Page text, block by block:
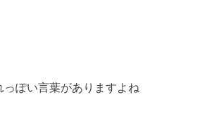
ぽい言葉がありますよね